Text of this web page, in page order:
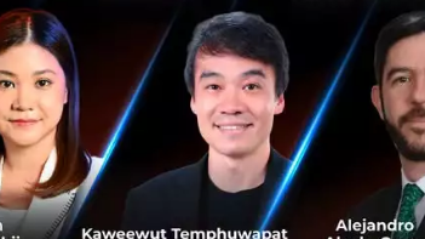
อุตสาหกรรม โดยในงาน Techsauce Global Summit 2017
เองก็มี session ในเรื่องของพลังงานและการพัฒนาอย่างยั่งยืน
ผ่านบทสนทนาของ กวีวุ...
สิงหาคม 5, 2017 | ByTechsauce Team
0
Tech & Biz KP PTT G2VP
เตรียมรับแรงกระแทกกับ Cashless Society